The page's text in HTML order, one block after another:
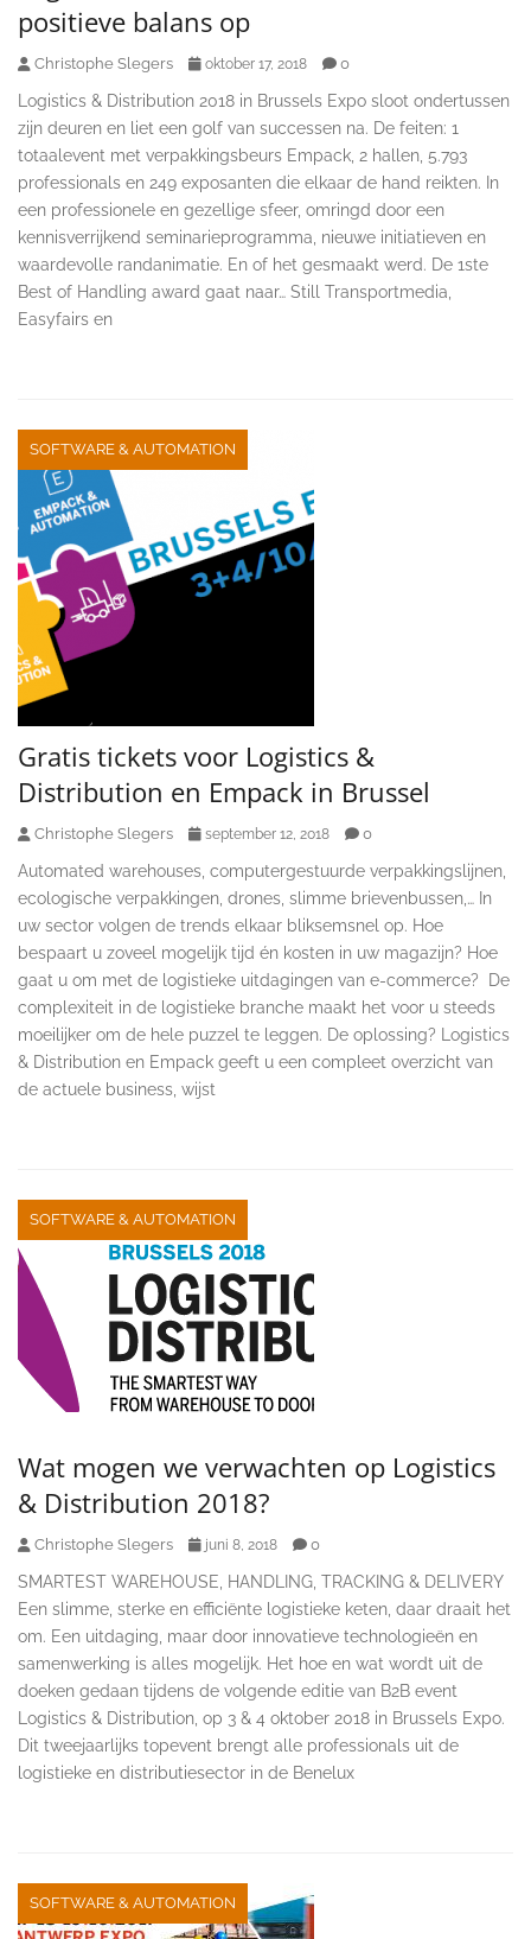
positieve balans op
Christophe Slegers oktober 17, 2018 0
Logistics & Distribution 2018 in Brussels Expo sloot ondertussen
zijn deuren en liet een golf van successen na. De feiten: 1
totaalevent met verpakkingsbeurs Empack, 2 hallen, 5.793
professionals en 249 exposanten die elkaar de hand reikten. In
een professionele en gezellige sfeer, omringd door een
kennisverrijkend seminarieprogramma, nieuwe initiatieven en
waardevolle randanimatie. En of het gesmaakt werd. De 1ste
Best of Handling award gaat naar… Still Transportmedia,
Easyfairs en
SOFTWARE & AUTOMATION
Gratis tickets voor Logistics &
Distribution en Empack in Brussel
Christophe Slegers september 12, 2018 0
Automated warehouses, computergestuurde verpakkingslijnen,
ecologische verpakkingen, drones, slimme brievenbussen,… In
uw sector volgen de trends elkaar bliksemsnel op. Hoe
bespaart u zoveel mogelijk tijd én kosten in uw magazijn? Hoe
gaat u om met de logistieke uitdagingen van e-commerce? De
complexiteit in de logistieke branche maakt het voor u steeds
moeilijker om de hele puzzel te leggen. De oplossing? Logistics
& Distribution en Empack geeft u een compleet overzicht van
de actuele business, wijst
SOFTWARE & AUTOMATION
Wat mogen we verwachten op Logistics
& Distribution 2018?
Christophe Slegers juni 8, 2018 0
SMARTEST WAREHOUSE, HANDLING, TRACKING & DELIVERY
Een slimme, sterke en efficiënte logistieke keten, daar draait het
om. Een uitdaging, maar door innovatieve technologieën en
samenwerking is alles mogelijk. Het hoe en wat wordt uit de
doeken gedaan tijdens de volgende editie van B2B event
Logistics & Distribution, op 3 & 4 oktober 2018 in Brussels Expo.
Dit tweejaarlijks topevent brengt alle professionals uit de
logistieke en distributiesector in de Benelux
SOFTWARE & AUTOMATION